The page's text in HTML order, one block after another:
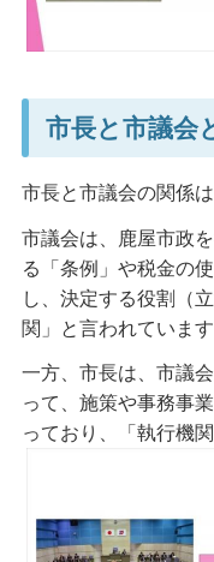
市長と市議会
市長と市議会の関係
市議会は、鹿屋市政
る「条例」や税金の
し、決定する役割（
関」と言われています
一方、市長は、市議
って、施策や事務事
っており、「執行機